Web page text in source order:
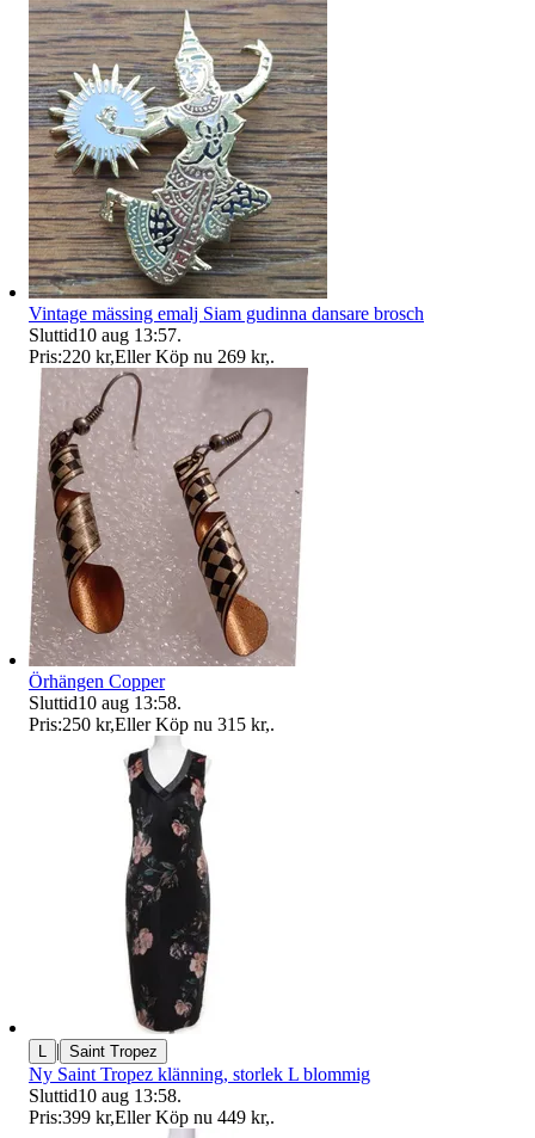
Vintage mässing emalj Siam gudinna dansare brosch
Sluttid10 aug 13:57.
Pris:220 kr,Eller Köp nu 269 kr,.
Örhängen Copper
Sluttid10 aug 13:58.
Pris:250 kr,Eller Köp nu 315 kr,.
| Saint Tropez
Ny Saint Tropez klänning, storlek L blommig
Sluttid10 aug 13:58.
Pris:399 kr,Eller Köp nu 449 kr,.